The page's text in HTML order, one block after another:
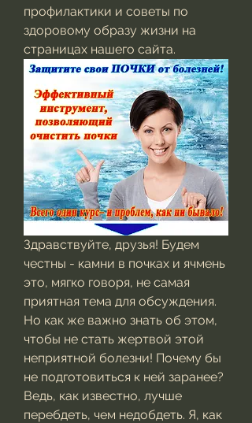
профилактики и советы по
здоровому образу жизни на
страницах нашего сайта.
Здравствуйте, друзья! Будем
честны - камни в почках и ячмень
это, мягко говоря, не самая
приятная тема для обсуждения.
Но как же важно знать об этом,
чтобы не стать жертвой этой
неприятной болезни! Почему бы
не подготовиться к ней заранее?
Ведь, как известно, лучше
перебдеть, чем недобдеть. Я, как